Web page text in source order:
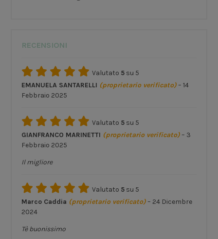
RECENSIONI
Valutato 5 su 5
EMANUELA SANTARELLI (proprietario verificato) – 14
Febbraio 2025
Valutato 5 su 5
GIANFRANCO MARINETTI (proprietario verificato) – 3
Febbraio 2025
Il migliore
Valutato 5 su 5
Marco Caddia (proprietario verificato) – 24 Dicembre
2024
Tè buonissimo